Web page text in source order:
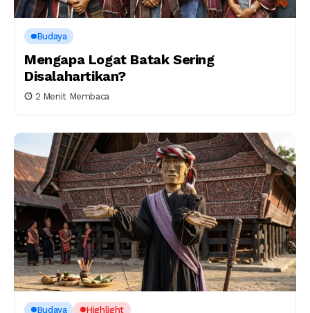
Budaya
Mengapa Logat Batak Sering
Disalahartikan?
2 Menit Membaca
Budaya Highlight